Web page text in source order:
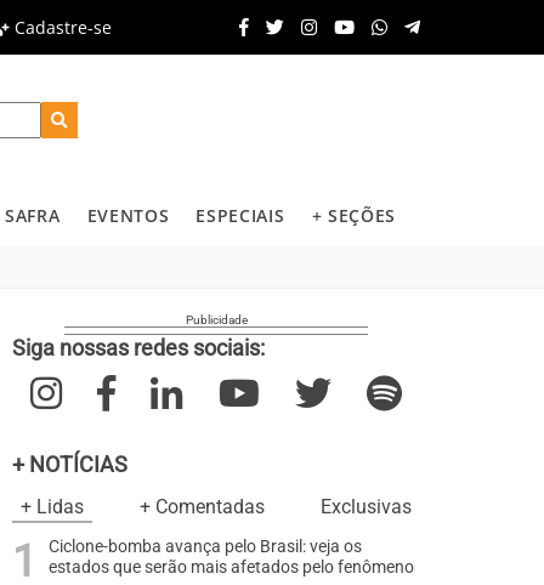
Cadastre-se
SAFRA EVENTOS ESPECIAIS + SEÇÕES
Siga nossas redes sociais:
+ NOTÍCIAS
+ Lidas + Comentadas Exclusivas
Ciclone-bomba avança pelo Brasil: veja os
estados que serão mais afetados pelo fenômeno